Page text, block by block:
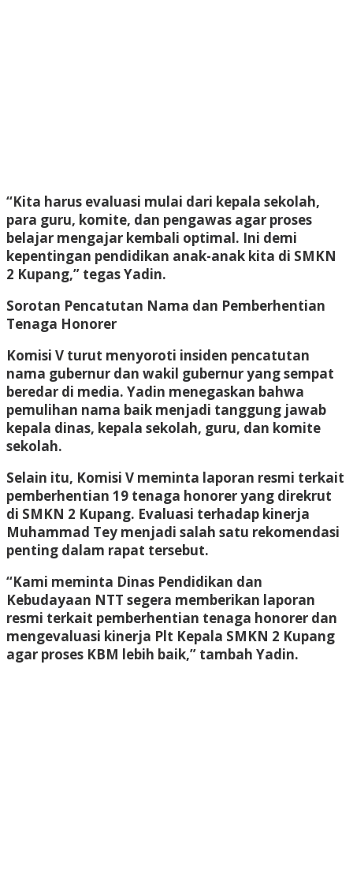
“Kita harus evaluasi mulai dari kepala sekolah,
para guru, komite, dan pengawas agar proses
belajar mengajar kembali optimal. Ini demi
kepentingan pendidikan anak-anak kita di SMKN
2 Kupang,” tegas Yadin.
Sorotan Pencatutan Nama dan Pemberhentian
Tenaga Honorer
Komisi V turut menyoroti insiden pencatutan
nama gubernur dan wakil gubernur yang sempat
beredar di media. Yadin menegaskan bahwa
pemulihan nama baik menjadi tanggung jawab
kepala dinas, kepala sekolah, guru, dan komite
sekolah.
Selain itu, Komisi V meminta laporan resmi terkait
pemberhentian 19 tenaga honorer yang direkrut
di SMKN 2 Kupang. Evaluasi terhadap kinerja
Muhammad Tey menjadi salah satu rekomendasi
penting dalam rapat tersebut.
“Kami meminta Dinas Pendidikan dan
Kebudayaan NTT segera memberikan laporan
resmi terkait pemberhentian tenaga honorer dan
mengevaluasi kinerja Plt Kepala SMKN 2 Kupang
agar proses KBM lebih baik,” tambah Yadin.